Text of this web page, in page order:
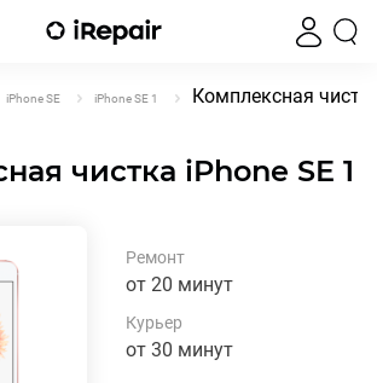
iPhone SE iPhone SE 1 Комплексная
чистка iPhone SE 1
Ремонт
от 20 минут
Курьер
от 30 минут